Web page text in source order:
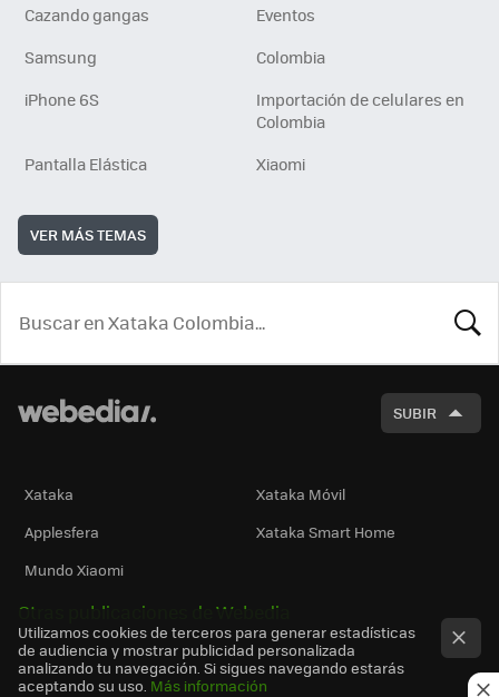
Cazando gangas
Eventos
Samsung
Colombia
iPhone 6S
Importación de celulares en
Colombia
Pantalla Elástica
Xiaomi
VER MÁS TEMAS
SUBIR
Xataka
Xataka Móvil
Applesfera
Xataka Smart Home
Mundo Xiaomi
Otras publicaciones de Webedia
Utilizamos cookies de terceros para generar estadísticas
de audiencia y mostrar publicidad personalizada
analizando tu navegación. Si sigues navegando estarás
aceptando su uso. Más información